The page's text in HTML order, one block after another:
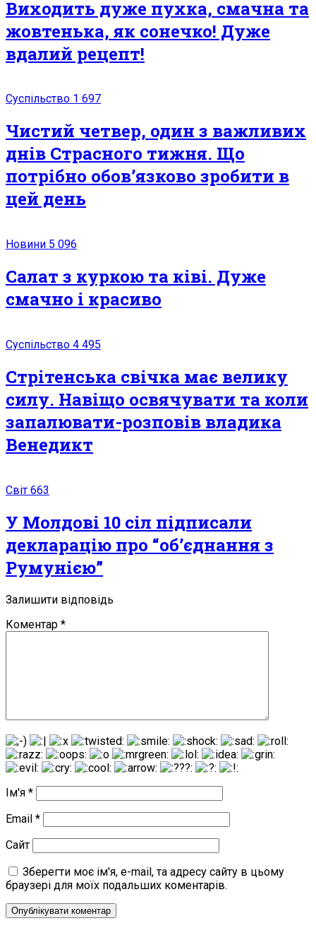
Виходить дуже пухка, смачна та
жовтенька, як сонечко! Дуже
вдалий рецепт!
Суспільство 1 697
Чистий четвер, один з важливих
днів Страсного тижня. Що
потрібно обов’язково зробити в
цей день
Новини 5 096
Салат з куркою та ківі. Дуже
смачно і красиво
Суспільство 4 495
Стрітенська свічка має велику
силу. Навіщо освячувати та коли
запалювати-розповів владика
Венедикт
Світ 663
У Молдові 10 сіл підписали
декларацію про “об’єднання з
Румунією”
Залишити відповідь
Коментар *
Ім'я *
Email *
Сайт
Зберегти моє ім'я, e-mail, та адресу сайту в цьому
браузері для моїх подальших коментарів.